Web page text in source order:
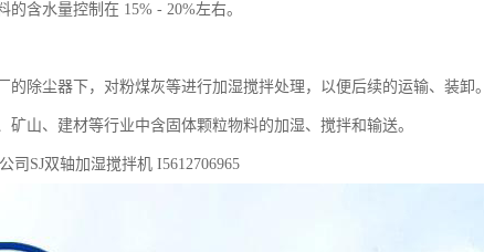
含水量控制在 15% - 20%左右。
除尘器下，对粉煤灰等进行加湿搅拌处理，以便后续的运输、装卸。
山、建材等行业中含固体颗粒物料的加湿、搅拌和输送。
司SJ双轴加湿搅拌机 I5612706965